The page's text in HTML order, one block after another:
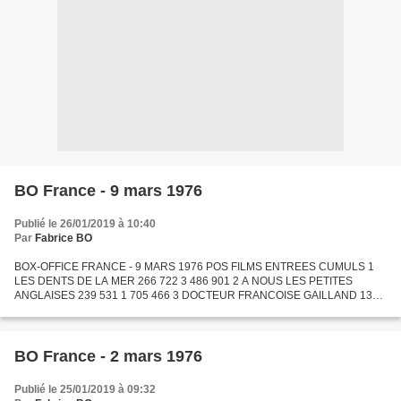
BO France - 9 mars 1976
Publié le 26/01/2019 à 10:40
Par Fabrice BO
BOX-OFFICE FRANCE - 9 MARS 1976 POS FILMS ENTREES CUMULS 1
LES DENTS DE LA MER 266 722 3 486 901 2 A NOUS LES PETITES
ANGLAISES 239 531 1 705 466 3 DOCTEUR FRANCOISE GAILLAND 136
624 308 208...
BO France - 2 mars 1976
Publié le 25/01/2019 à 09:32